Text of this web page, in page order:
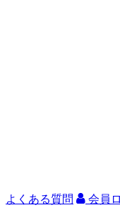
よくある質問 会員